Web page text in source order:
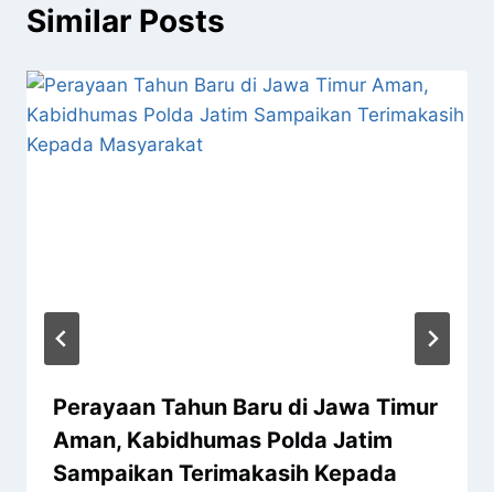
Similar Posts
Perayaan Tahun Baru di Jawa Timur
Aman, Kabidhumas Polda Jatim
Sampaikan Terimakasih Kepada